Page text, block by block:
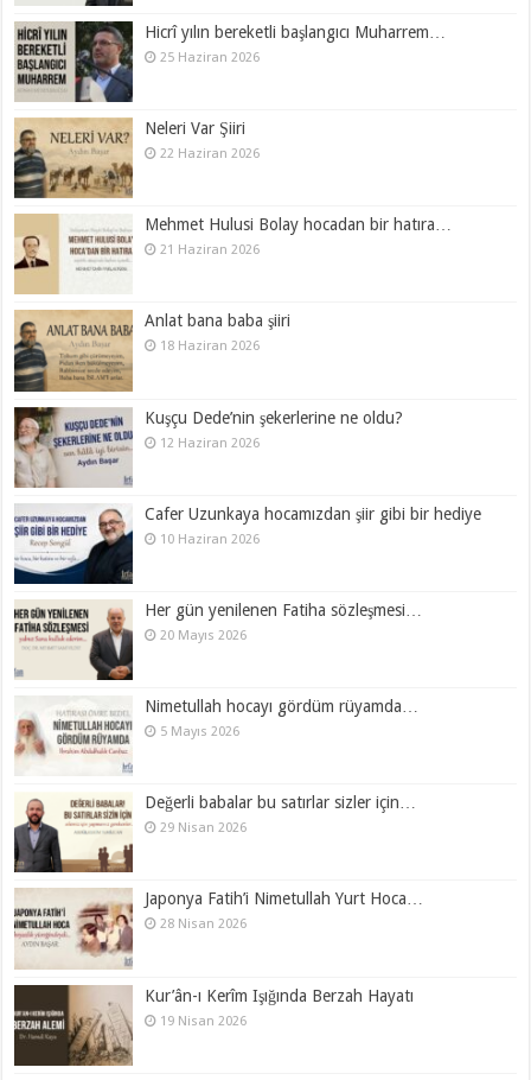
Hicrî yılın bereketli başlangıcı Muharrem…
25 Haziran 2026
Neleri Var Şiiri
22 Haziran 2026
Mehmet Hulusi Bolay hocadan bir hatıra…
21 Haziran 2026
Anlat bana baba şiiri
18 Haziran 2026
Kuşçu Dede’nin şekerlerine ne oldu?
12 Haziran 2026
Cafer Uzunkaya hocamızdan şiir gibi bir hediye
10 Haziran 2026
Her gün yenilenen Fatiha sözleşmesi…
20 Mayıs 2026
Nimetullah hocayı gördüm rüyamda…
5 Mayıs 2026
Değerli babalar bu satırlar sizler için…
29 Nisan 2026
Japonya Fatih’i Nimetullah Yurt Hoca…
28 Nisan 2026
Kur’ân-ı Kerîm Işığında Berzah Hayatı
19 Nisan 2026